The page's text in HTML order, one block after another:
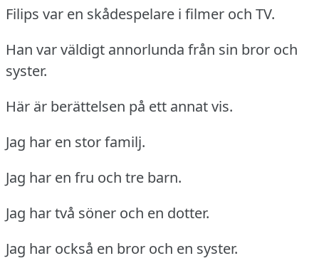
Filips var en skådespelare i filmer och TV.
Han var väldigt annorlunda från sin bror och
syster.
Här är berättelsen på ett annat vis.
Jag har en stor familj.
Jag har en fru och tre barn.
Jag har två söner och en dotter.
Jag har också en bror och en syster.